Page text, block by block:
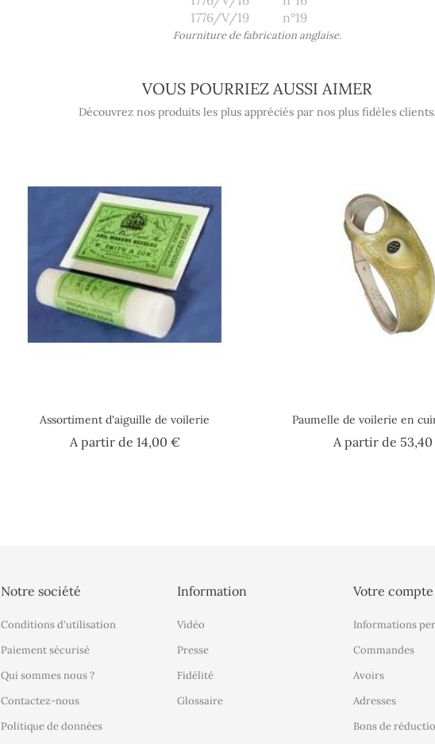
1776/V/19
n°19
Fourniture de fabrication anglaise.
VOUS POURRIEZ AUSSI AIMER
Découvrez nos produits les plus appréciés par nos plus fidèles clients.
Assortiment d'aiguille de voilerie
A partir de 14,00 €Prix
Paumelle de voilerie en
A partir de
Notre société
Conditions d'utilisation
Paiement sécurisé
Qui sommes nous ?
Contactez-nous
Politique de données
Information
Vidéo
Presse
Fidélité
Glossaire
Votre compte
Informations
Commandes
Avoirs
Adresses
Bons de